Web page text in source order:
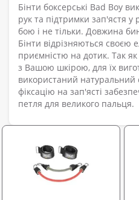
Бінти боксерські Bad Boy
рук та підтримки зап'ястя
бою і не тільки. Довжина
Бінти відрізняються своєю
приємністю на дотик. Так
з Вашою шкірою, для їх
використаний натуральний
фіксацію на зап'ясті
петля для великого пальця.